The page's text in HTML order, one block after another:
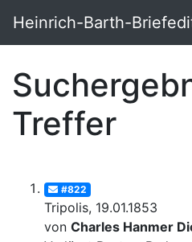
Heinrich-Barth-
Treffer
#822
Tripolis, 19.01.1853
von Charles Hanmer